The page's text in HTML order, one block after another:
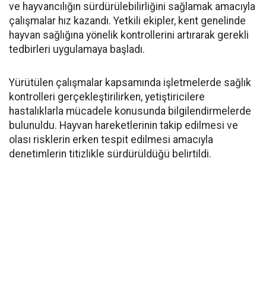
ve hayvancılığın sürdürülebilirliğini sağlamak amacıyla
çalışmalar hız kazandı. Yetkili ekipler, kent genelinde
hayvan sağlığına yönelik kontrollerini artırarak gerekli
tedbirleri uygulamaya başladı.
Yürütülen çalışmalar kapsamında işletmelerde sağlık
kontrolleri gerçekleştirilirken, yetiştiricilere
hastalıklarla mücadele konusunda bilgilendirmelerde
bulunuldu. Hayvan hareketlerinin takip edilmesi ve
olası risklerin erken tespit edilmesi amacıyla
denetimlerin titizlikle sürdürüldüğü belirtildi.